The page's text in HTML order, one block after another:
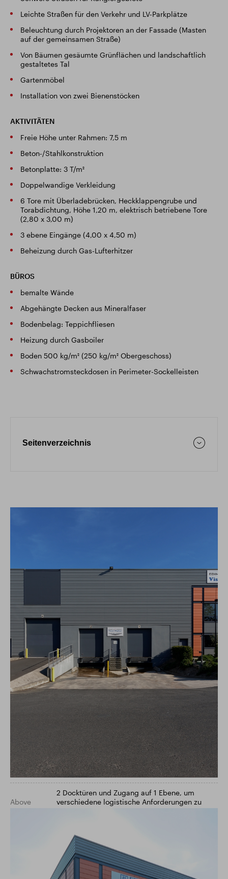
Leichte Straßen für den Verkehr und LV-Parkplätze
Beleuchtung durch Projektoren an der Fassade (Masten
auf der gemeinsamen Straße)
Von Bäumen gesäumte Grünflächen und landschaftlich
gestaltetes Tal
Gartenmöbel
Installation von zwei Bienenstöcken
AKTIVITÄTEN
Freie Höhe unter Rahmen: 7,5 m
Beton-/Stahlkonstruktion
Betonplatte: 3 T/m²
Doppelwandige Verkleidung
6 Tore mit Überladebrücken, Heckklappengrube und
Torabdichtung, Höhe 1,20 m, elektrisch betriebene Tore
(2,80 x 3,00 m)
3 ebene Eingänge (4,00 x 4,50 m)
Beheizung durch Gas-Lufterhitzer
BÜROS
bemalte Wände
Abgehängte Decken aus Mineralfaser
Bodenbelag: Teppichfliesen
Heizung durch Gasboiler
Boden 500 kg/m² (250 kg/m² Obergeschoss)
Schwachstromsteckdosen in Perimeter-Sockelleisten
Seitenverzeichnis
Above
2 Docktüren und Zugang auf 1 Ebene, um
verschiedene logistische Anforderungen zu